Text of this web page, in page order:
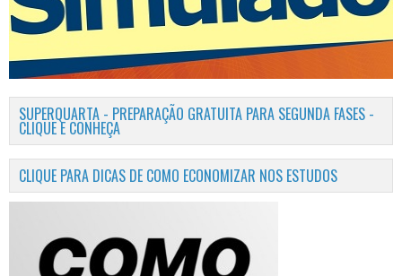
SUPERQUARTA - PREPARAÇÃO GRATUITA PARA SEGUNDA FASES -
CLIQUE E CONHEÇA
CLIQUE PARA DICAS DE COMO ECONOMIZAR NOS ESTUDOS